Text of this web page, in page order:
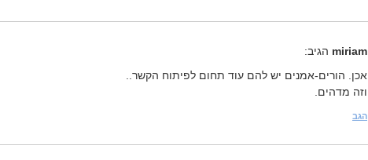
miriam הגיב:
אכן. הורים-אמנים יש להם עוד תחום לפיתוח הקשר..
וזה מדהים.
הגב